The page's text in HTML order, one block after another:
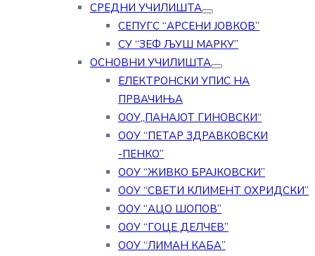
СРЕДНИ УЧИЛИШТА
СЕПУГС “АРСЕНИ ЈОВКОВ”
СУ “ЗЕФ ЉУШ МАРКУ”
ОСНОВНИ УЧИЛИШТА
ЕЛЕКТРОНСКИ УПИС НА
ПРВАЧИЊА
ООУ„ПАНАЈОТ ГИНОВСКИ“
ООУ “ПЕТАР ЗДРАВКОВСКИ
-ПЕНКО”
ООУ “ЖИВКО БРАЈКОВСКИ”
ООУ “СВЕТИ КЛИМЕНТ ОХРИДСКИ”
ООУ “АЦО ШОПОВ”
ООУ “ГОЦЕ ДЕЛЧЕВ”
ООУ “ЛИМАН КАБА”